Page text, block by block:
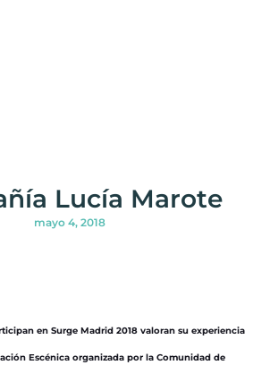
Lucía Marote
mayo 4, 2018
en Surge Madrid 2018 valoran su experiencia
Escénica organizada por la Comunidad de